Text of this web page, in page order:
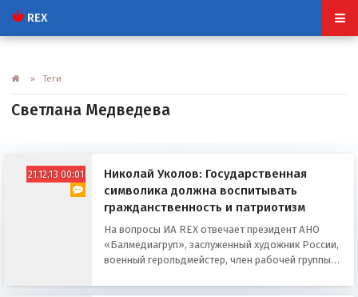
REX
» Теги
Светлана Медведева
21.12.13 00:01
Николай Уколов: Государственная
символика должна воспитывать
гражданственность и патриотизм
На вопросы ИА REX отвечает президент АНО
«Балмедиагруп», заслуженный художник России,
военный герольдмейстер, член рабочей группы